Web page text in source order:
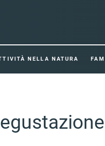
NELLA NATURA